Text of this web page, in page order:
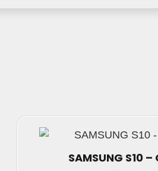
SAMSUNG S10 –